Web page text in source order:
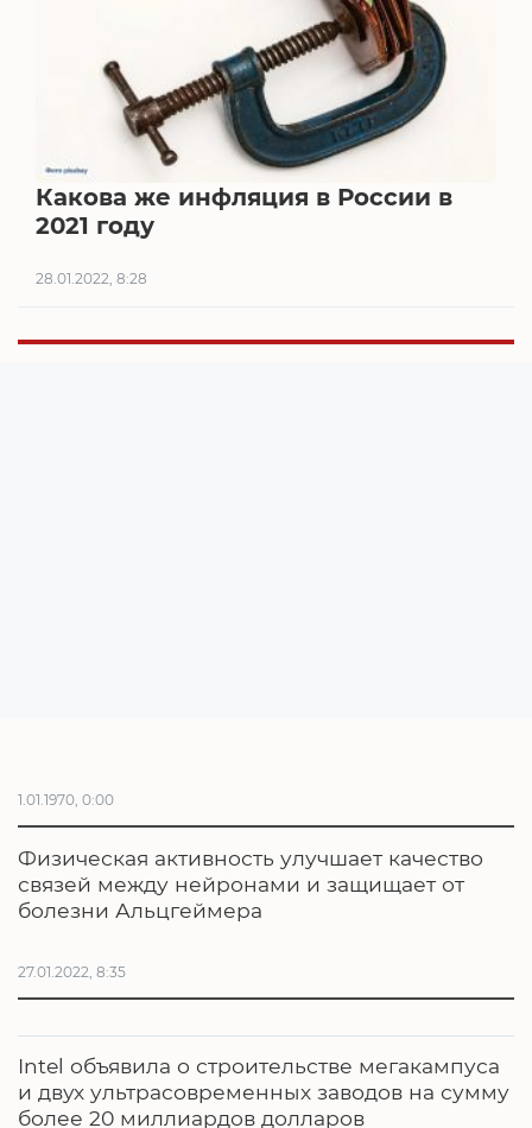
Какова же инфляция в России в
2021 году
28.01.2022, 8:28
1.01.1970, 0:00
Физическая активность улучшает качество
связей между нейронами и защищает от
болезни Альцгеймера
27.01.2022, 8:35
Intel объявила о строительстве мегакампуса
и двух ультрасовременных заводов на сумму
более 20 миллиардов долларов